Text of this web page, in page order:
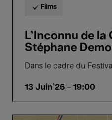
Films
L'Inconnu de la
Stéphane
Dans le cadre du
13 Juin'26 - 19:00